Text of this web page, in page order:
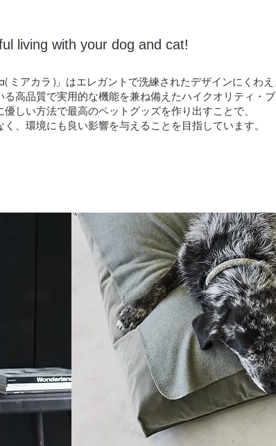
living with your dog and cat!
ミアカラ )」はエレガントで洗練されたデザインにくわえ
高品質で実用的な機能を兼ね備えたハイクオリティ・ブ
優しい方法で最高のペットグッズを作り出すことで、
く、環境にも良い影響を与えることを目指しています。